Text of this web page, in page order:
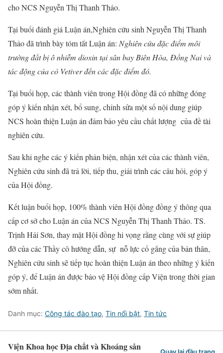
cho NCS Nguyễn Thị Thanh Thảo.
Tại buổi đánh giá Luận án,Nghiên cứu sinh Nguyễn Thị Thanh
Thảo đã trình bày tóm tắt Luận án: Nghiên cứu đặc điểm môi
trường đất bị ô nhiễm dioxin tại sân bay Biên Hòa, Đồng Nai và
tác động của cỏ Vetiver đến các đặc điểm đó.
Tại buổi họp, các thành viên trong Hội đồng đã có những đóng
góp ý kiến nhận xét, bổ sung, chỉnh sửa một số nội dung giúp
NCS hoàn thiện Luận án đảm bảo yêu cầu chất lượng của đề tài
nghiên cứu.
Sau khi nghe các ý kiến phản biện, nhận xét của các thành viên,
Nghiên cứu sinh đã trả lời, tiếp thu, giải trình các câu hỏi, góp ý
của Hội đồng.
Kết luận buổi họp, 100% thành viên Hội đồng đồng ý thông qua
cấp cơ sở cho Luận án của NCS Nguyễn Thị Thanh Thảo. TS.
Trịnh Hải Sơn, thay mặt Hội đồng hi vọng rằng cùng với sự giúp
đỡ của các Thầy cô hướng dẫn, sự nỗ lực cố gắng của bản thân,
Nghiên cứu sinh sẽ tiếp tục hoàn thiện Luận án theo những ý kiến
góp ý, để Luận án được bảo vệ Hội đồng cấp Viện trong thời gian
sớm nhất.
Danh mục: Công tác đào tạo, Tin nổi bật, Tin tức
Viện Khoa học Địa chất và Khoáng sản